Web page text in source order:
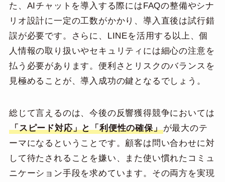
た、AIチャットを導入する際にはFAQの整備やシナ
リオ設計に一定の工数がかかり、導入直後は試行錯
誤が必要です。さらに、LINEを活用する以上、個
人情報の取り扱いやセキュリティには細心の注意を
払う必要があります。便利さとリスクのバランスを
見極めることが、導入成功の鍵となるでしょう。
総じて言えるのは、今後の反響獲得競争においては
「スピード対応」と「利便性の確保」が最大のテ
ーマになるということです。顧客は問い合わせに対
して待たされることを嫌い、また使い慣れたコミュ
ニケーション手段を求めています。その両方を実現